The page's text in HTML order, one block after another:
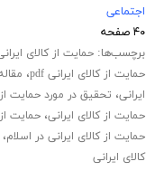
اجتماعی
۴۰ صفحه
برچسب‌ها:حمایت از کالای
حمایت از کالای ایرانی pdf ،
ایرانی، تحقیق در مورد حمایت از
حمایت از کالای ایرانی،حمایت
حمایت از کالای ایرانی در اسلام
کالای ایرانی